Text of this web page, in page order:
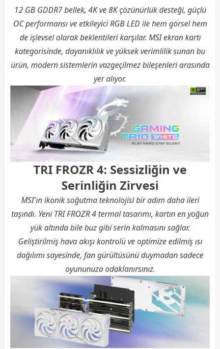
12 GB GDDR7 bellek, 4K ve 8K çözünürlük desteği, güçlü
OC performansı ve etkileyici RGB LED ile hem görsel hem
de işlevsel olarak beklentileri karşılar. MSI ekran kartı
kategorisinde, dayanıklılık ve yüksek verimlilik sunan bu
ürün, modern sistemlerin vazgeçilmez bileşenleri arasında
yer alıyor.
TRI FROZR 4: Sessizliğin ve
Serinliğin Zirvesi
MSI'ın ikonik soğutma teknolojisi bir adım daha ileri
taşındı. Yeni TRI FROZR 4 termal tasarımı, kartın en yoğun
yük altında bile buz gibi serin kalmasını sağlar.
Geliştirilmiş hava akışı kontrolü ve optimize edilmiş ısı
dağılımı sayesinde, fan gürültüsünü duymadan sadece
oyununuza odaklanırsınız.